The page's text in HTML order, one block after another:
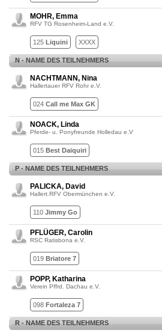
MOHR, Emma
RFV TG Rosenheim-Land e.V.
125 Liquini XXXX
N - NAME DES TEILNEHMERS
NACHTMANN, Nina
Hallertauer RFV Rohr e.V.
024 Call me Max GK
NOACK, Linda
Pferde- u. Ponyfreunde Holledau e.V
015 Best Daiquiri
P - NAME DES TEILNEHMERS
PALICKA, David
Hallert.RFV Obermünchen e.V.
110 Jimmy Go
PFLÜGER, Carolin
RSC Ratisbona e.V.
019 Briatore 7
POPP, Katharina
Verein Pffrd. Dachau e.V.
098 Fortaleza 7
R - NAME DES TEILNEHMERS